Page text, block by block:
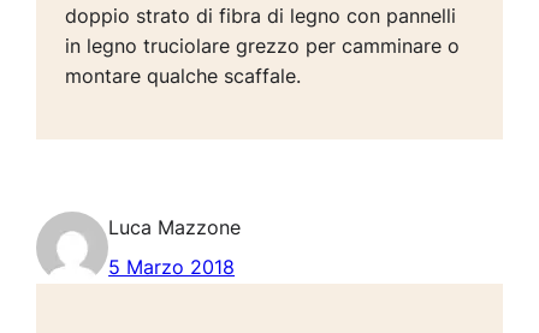
doppio strato di fibra di legno con pannelli
in legno truciolare grezzo per camminare o
montare qualche scaffale.
Luca Mazzone
5 Marzo 2018